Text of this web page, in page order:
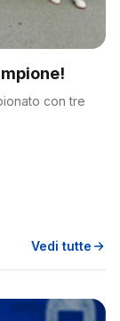
con tre
Vedi tutte